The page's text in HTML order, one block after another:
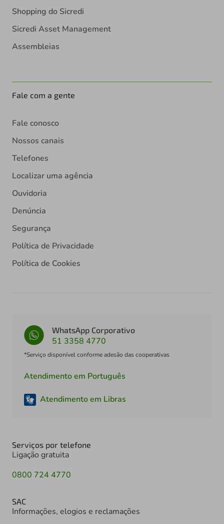
Shopping do Sicredi
Sicredi Asset Management
Assembleias
Fale com a gente
Fale conosco
Nossos canais
Telefones
Localizar uma agência
Ouvidoria
Denúncia
Segurança
Política de Privacidade
Política de Cookies
WhatsApp Corporativo
51 3358 4770
*Serviço disponível conforme adesão das cooperativas
Atendimento em Português
Atendimento em Libras
Serviços por telefone
Ligação gratuita
0800 724 4770
SAC
Informações, elogios e reclamações